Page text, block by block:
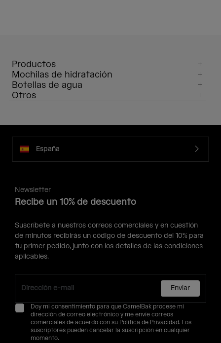
Productos
Mochilas de hidratación
Botellas de agua
Otros
España
Newsletter
Recibe un 10% de descuento
Suscríbete a nuestros correos comerciales y en cuestión
de minutos recibirás un código de descuento del 10% para
tu primer pedido, junto con los detalles de las condiciones
aplicables.
Enviar
Doy mi consentimiento para que CamelBak procese mi
dirección de correo electrónico y me envíe correos
comerciales de acuerdo con su Política de Privacidad. Los
suscriptores pueden cancelar la suscripción en cualquier
momento.